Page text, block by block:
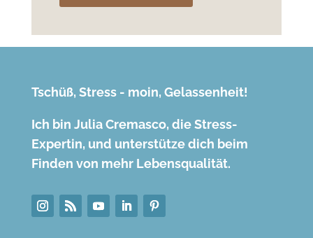
Tschüß, Stress - moin, Gelassenheit!
Ich bin Julia Cremasco, die Stress-
Expertin, und unterstütze dich beim
Finden von mehr Lebensqualität.